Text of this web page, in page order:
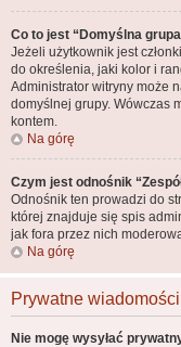
Co to jest “Domyślna
Jeżeli użytkownik jest
do określenia, jaki kolor i
Administrator witryny może
domyślnej grupy. Wówczas
kontem.
Na górę
Czym jest odnośnik
Odnośnik ten prowadzi do
której znajduje się spis
jak fora przez nich
Na górę
Prywatne wiadomości
Nie mogę wysyłać